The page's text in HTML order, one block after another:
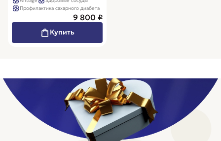
Профилактика сахарного диабета
9 800 ₽
Купить